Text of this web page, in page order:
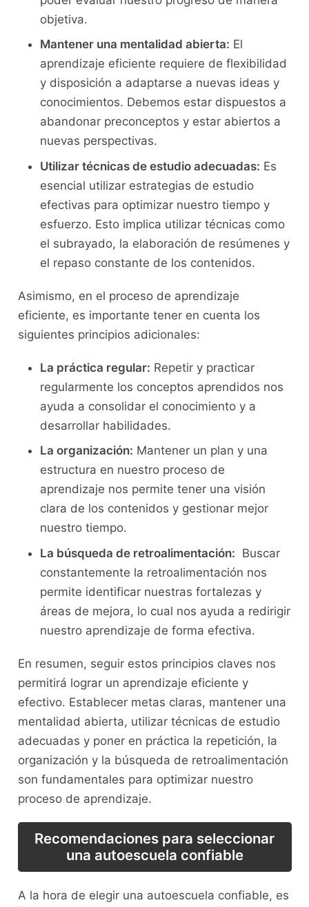
objetiva.
Mantener⁣ una mentalidad abierta: ​El
aprendizaje eficiente requiere ​de flexibilidad
y disposición a adaptarse a nuevas ideas⁣ y‌
conocimientos. Debemos estar dispuestos a
⁤abandonar preconceptos y estar⁢ abiertos a
nuevas perspectivas.
Utilizar ⁤técnicas​ de estudio ⁤adecuadas: Es
esencial utilizar estrategias de ‌estudio
efectivas para optimizar⁤ nuestro tiempo y
esfuerzo. ⁤Esto implica utilizar técnicas como
el subrayado, la elaboración de ⁤resúmenes ⁢y
el repaso constante ⁤de los contenidos.
Asimismo, en el proceso de ⁤aprendizaje
eficiente, es importante tener en‌ cuenta los
siguientes principios adicionales:
La ⁢práctica regular: Repetir y practicar
regularmente los conceptos aprendidos nos
ayuda a consolidar el ⁢conocimiento y ⁣a
desarrollar habilidades.
La organización: Mantener⁣ un ⁤plan ⁢y una
estructura en​ nuestro proceso de
aprendizaje nos permite tener una visión
clara de los contenidos y gestionar mejor
nuestro tiempo.
La​ búsqueda de retroalimentación: ⁣ Buscar⁣
constantemente la retroalimentación nos
permite identificar nuestras fortalezas y⁤
áreas de mejora, lo cual nos ayuda a redirigir
nuestro aprendizaje⁢ de forma​ efectiva.
En resumen, seguir estos principios claves nos⁤
permitirá lograr un aprendizaje eficiente​ y
efectivo. Establecer metas claras, mantener una
mentalidad ⁤abierta, ‌utilizar⁣ técnicas de estudio
adecuadas y poner ⁣en práctica la⁣ repetición, la
organización y la búsqueda de retroalimentación
son fundamentales ⁤para optimizar nuestro
proceso de⁢ aprendizaje.
Recomendaciones⁣ para seleccionar
una autoescuela confiable
A la hora de elegir una ‌autoescuela confiable, es